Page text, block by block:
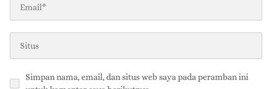
Simpan nama, email, dan situs web saya pada peramban ini